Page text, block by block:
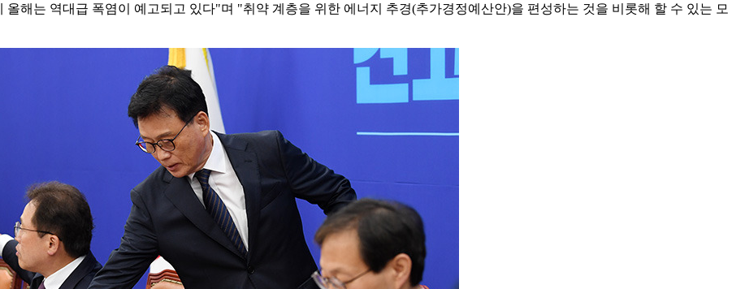
해는 역대급 폭염이 예고되고 있다"며 "취약 계층을 위한 에너지 추경(추가경정예산안)을 편성하는 것을 비롯해 할 수 있는 모